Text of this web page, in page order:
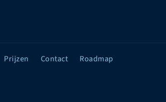
Prijzen Contact Roadmap